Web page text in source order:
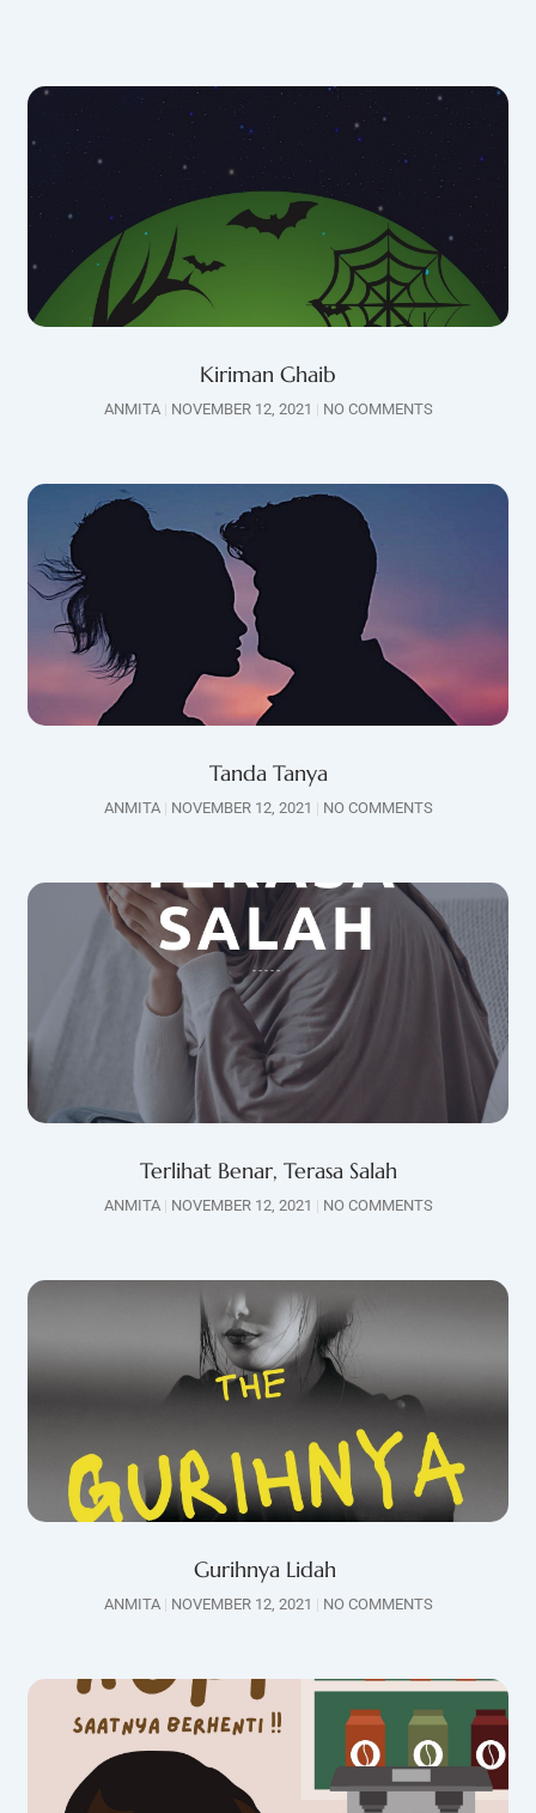
Kiriman Ghaib
ANMITA NOVEMBER 12, 2021 NO COMMENTS
Tanda Tanya
ANMITA NOVEMBER 12, 2021 NO COMMENTS
Terlihat Benar, Terasa Salah
ANMITA NOVEMBER 12, 2021 NO COMMENTS
Gurihnya Lidah
ANMITA NOVEMBER 12, 2021 NO COMMENTS